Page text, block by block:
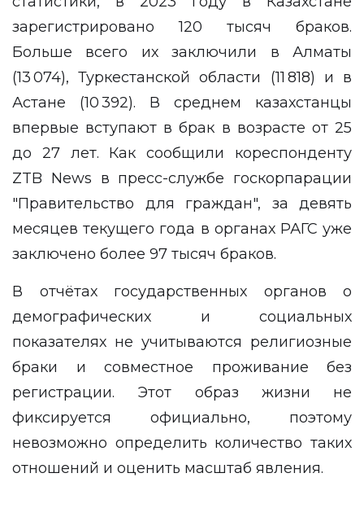
зарегистрировано 120 тысяч браков.
Больше всего их заключили в Алматы
(13 074), Туркестанской области (11 818) и в
Астане (10 392). В среднем казахстанцы
впервые вступают в брак в возрасте от 25
до 27 лет. Как сообщили кореспонденту
ZTB News в пресс-службе госкорпарации
"Правительство для граждан", за девять
месяцев текущего года в органах РАГС уже
заключено более 97 тысяч браков.
В отчётах государственных органов о
демографических и социальных
показателях не учитываются религиозные
браки и совместное проживание без
регистрации. Этот образ жизни не
фиксируется официально, поэтому
невозможно определить количество таких
отношений и оценить масштаб явления.